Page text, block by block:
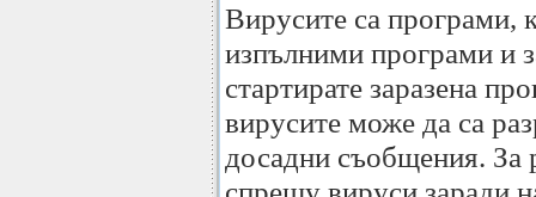
Вирусите са програми,
изпълними програми и
стартирате заразена
вирусите може да са
досадни съобщения. За